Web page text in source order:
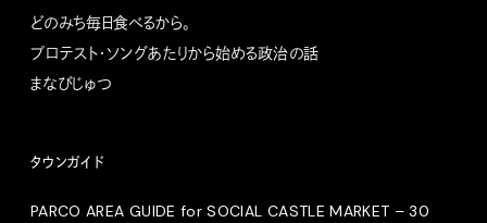
どのみち毎日食べるから。
プロテスト・ソングあたりから始める政治の話
まなびじゅつ
タウンガイド
PARCO AREA GUIDE for SOCIAL CASTLE MARKET – 30